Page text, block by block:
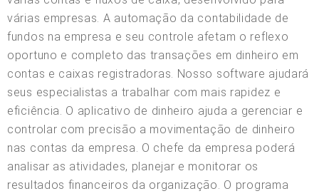
várias empresas. A automação da contabilidade de
fundos na empresa e seu controle afetam o reflexo
oportuno e completo das transações em dinheiro em
contas e caixas registradoras. Nosso software ajudará
seus especialistas a trabalhar com mais rapidez e
eficiência. O aplicativo de dinheiro ajuda a gerenciar e
controlar com precisão a movimentação de dinheiro
nas contas da empresa. O chefe da empresa poderá
analisar as atividades, planejar e monitorar os
resultados financeiros da organização. O programa